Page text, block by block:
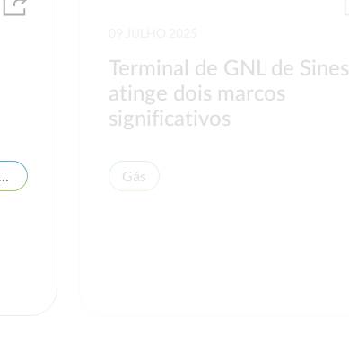
Estatísticas de mercado e consumo de energia
Terminal de GNL de Sines
atinge dois marcos
significativos
Gás